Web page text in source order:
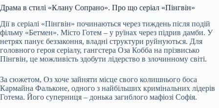
Драма в стилі «Клану Сопрано». Про що серіал «Пінгвін»
Дії в серіалі «Пінгвін» починаються через тиждень після подій
фільму «Бетмен». Місто Готем – у руїнах через підрив дамби. У
нетрях панує беззаконня, владні структури руйнуються. Для
головного героя серіалу, гангстера Оза Кобба на прізвисько
Пінгвін, це можливість здобути лідерство в злочинному світі.
За сюжетом, Оз хоче зайняти місце свого колишнього боса
Кармайна Фальконе, одного з найбільших кримінальних лідерів
Готема. Його суперниця – донька загиблого мафіозі Софія.